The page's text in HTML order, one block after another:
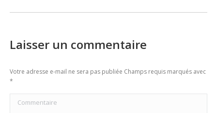
Laisser un commentaire
Votre adresse e-mail ne sera pas publiée Champs requis marqués avec
*
Commentaire